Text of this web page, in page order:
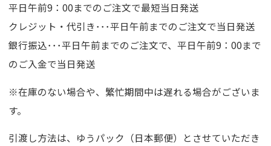
平日午前9：00までのご注文で最短当日発送
クレジット・代引き･･･平日午前までのご注文で当日発送
銀行振込･･･平日午前までのご注文で、平日午前9：00まで
のご入金で当日発送
※在庫のない場合や、繁忙期間中は遅れる場合がございま
す。
引渡し方法は、ゆうパック（日本郵便）とさせていただき